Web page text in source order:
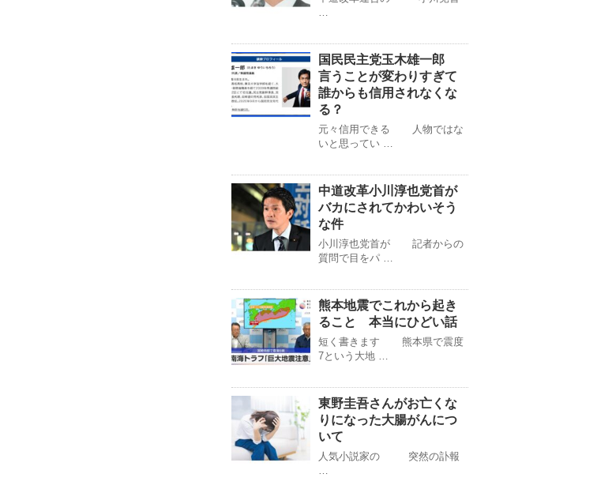
…
国民民主党玉木雄一郎
言うことが変わりすぎて
誰からも信用されなくな
る？
元々信用できる 人物ではな
いと思ってい …
中道改革小川淳也党首が
バカにされてかわいそう
な件
小川淳也党首が 記者からの
質問で目をパ …
熊本地震でこれから起き
ること 本当にひどい話
短く書きます 熊本県で震度
7という大地 …
東野圭吾さんがお亡くな
りになった大腸がんにつ
いて
人気小説家の 突然の訃報
…